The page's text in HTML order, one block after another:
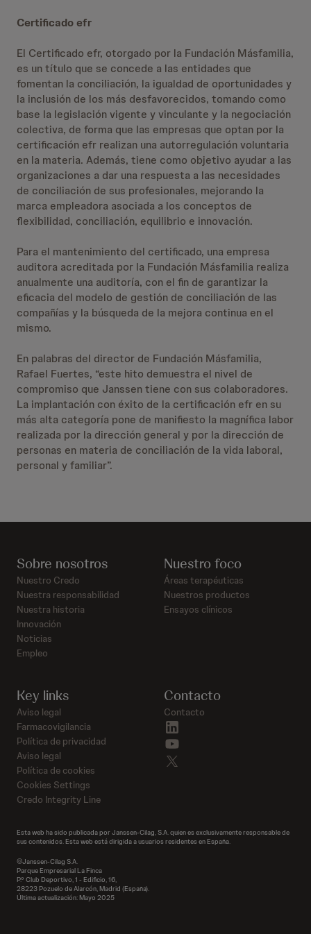
Certificado efr
El Certificado efr, otorgado por la Fundación Másfamilia,
es un título que se concede a las entidades que
fomentan la conciliación, la igualdad de oportunidades y
la inclusión de los más desfavorecidos, tomando como
base la legislación vigente y vinculante y la negociación
colectiva, de forma que las empresas que optan por la
certificación efr realizan una autorregulación voluntaria
en la materia. Además, tiene como objetivo ayudar a las
organizaciones a dar una respuesta a las necesidades
de conciliación de sus profesionales, mejorando la
marca empleadora asociada a los conceptos de
flexibilidad, conciliación, equilibrio e innovación.
Para el mantenimiento del certificado, una empresa
auditora acreditada por la Fundación Másfamilia realiza
anualmente una auditoría, con el fin de garantizar la
eficacia del modelo de gestión de conciliación de las
compañías y la búsqueda de la mejora continua en el
mismo.
En palabras del director de Fundación Másfamilia,
Rafael Fuertes, “este hito demuestra el nivel de
compromiso que Janssen tiene con sus colaboradores.
La implantación con éxito de la certificación efr en su
más alta categoría pone de manifiesto la magnífica labor
realizada por la dirección general y por la dirección de
personas en materia de conciliación de la vida laboral,
personal y familiar”.
Sobre nosotros
Nuestro Credo
Nuestra responsabilidad
Nuestra historia
Innovación
Noticias
Empleo
Nuestro foco
Áreas terapéuticas
Nuestros productos
Ensayos clínicos
Contacto
Contacto
Key links
Aviso legal
Farmacovigilancia
Política de privacidad
Aviso legal
Política de cookies
Cookies Settings
Credo Integrity Line
Esta web ha sido publicada por Janssen-Cilag, S.A. quien es exclusivamente responsable de
sus contenidos. Esta web está dirigida a usuarios residentes en España.
©Janssen-Cilag S.A.
Parque Empresarial La Finca
P.º Club Deportivo, 1 - Edificio, 16,
28223 Pozuelo de Alarcón, Madrid (España).
Última actualización: Mayo 2025